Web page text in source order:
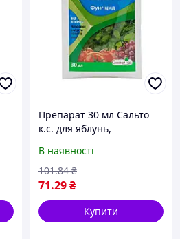
Препарат 30 мл Сальто
к.с. для яблунь,
огірків і капусти ТМ
CЕМЕЙНИЙ САД "Ax"
В наявності
71.29₴
101.84 ₴
Купити